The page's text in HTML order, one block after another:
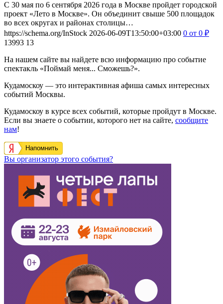
С 30 мая по 6 сентября 2026 года в Москве пройдет городской
проект «Лето в Москве». Он объединит свыше 500 площадок
во всех округах и районах столицы…
https://schema.org/InStock 2026-06-09T13:50:00+03:00 0 от 0 ₽
13993 13
На нашем сайте вы найдете всю информацию про событие
спектакль «Поймай меня... Сможешь?».
Кудамоскоу — это интерактивная афиша самых интересных
событий Москвы.
Кудамоскоу в курсе всех событий, которые пройдут в Москве.
Если вы знаете о событии, которого нет на сайте, сообщите
нам!
Напомнить
Вы организатор этого события?